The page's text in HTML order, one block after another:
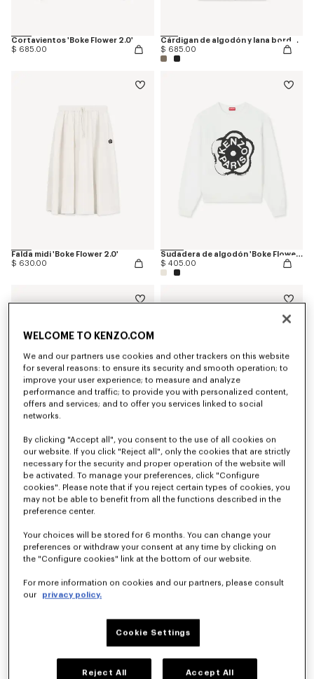
Cortavientos 'Boke Flower 2.0'
$ 685.00
Cárdigan de algodón y lana bordado 'Boke Flower 2.0'
$ 685.00
Falda midi 'Boke Flower 2.0'
$ 630.00
Sudadera de algodón 'Boke Flower 2.0'
$ 405.00
Pantalón cargo 'Boke Flower 2.0'
$ 685.00
$ 405.00
WELCOME TO KENZO.COM
We and our partners use cookies and other trackers on this website
for several reasons: to ensure its security and smooth operation; to
improve your user experience; to measure and analyze
performance and traffic; to provide you with personalized content,
offers and services; and to offer you services linked to social
networks.
By clicking "Accept all", you consent to the use of all cookies on
our website. If you click "Reject all", only the cookies that are strictly
necessary for the security and proper operation of the website will
be activated. To manage your preferences, click "Configure
cookies". Please note that if you reject certain types of cookies, you
may not be able to benefit from all the functions described in the
preference center.
Your choices will be stored for 6 months. You can change your
preferences or withdraw your consent at any time by clicking on
the "Configure cookies" link at the bottom of our website.
For more information on cookies and our partners, please consult
our
privacy policy.
Cookie Settings
Reject All Accept All